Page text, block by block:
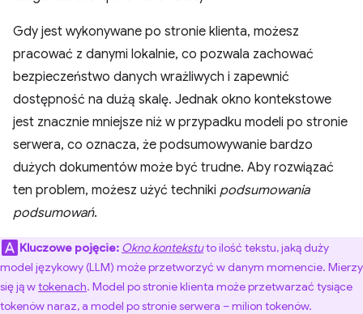
Gdy jest wykonywane po stronie klienta, możesz
pracować z danymi lokalnie, co pozwala zachować
bezpieczeństwo danych wrażliwych i zapewnić
dostępność na dużą skalę. Jednak okno kontekstowe
jest znacznie mniejsze niż w przypadku modeli po stronie
serwera, co oznacza, że podsumowywanie bardzo
dużych dokumentów może być trudne. Aby rozwiązać
ten problem, możesz użyć techniki podsumowania
podsumowań.
Kluczowe pojęcie: Okno kontekstuto ilość tekstu, jaką duży
model językowy (LLM) może przetworzyć w danym momencie. Mierzy
się ją wtokenach. Model po stronie klienta może przetwarzać tysiące
tokenów naraz, a model po stronie serwera – milion tokenów.